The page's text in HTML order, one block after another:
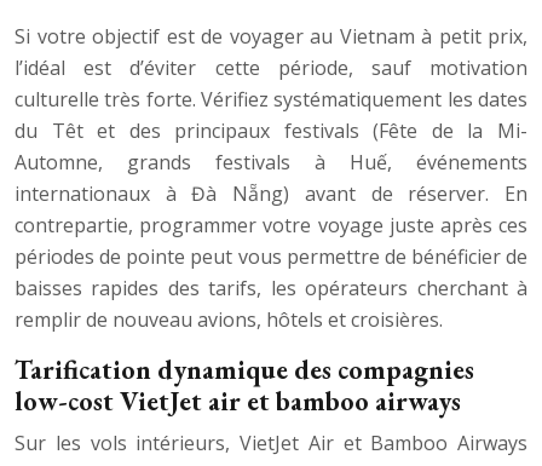
Si votre objectif est de voyager au Vietnam à petit prix,
l’idéal est d’éviter cette période, sauf motivation
culturelle très forte. Vérifiez systématiquement les dates
du Têt et des principaux festivals (Fête de la Mi-
Automne, grands festivals à Huế, événements
internationaux à Đà Nẵng) avant de réserver. En
contrepartie, programmer votre voyage juste après ces
périodes de pointe peut vous permettre de bénéficier de
baisses rapides des tarifs, les opérateurs cherchant à
remplir de nouveau avions, hôtels et croisières.
Tarification dynamique des compagnies
low-cost VietJet air et bamboo airways
Sur les vols intérieurs, VietJet Air et Bamboo Airways